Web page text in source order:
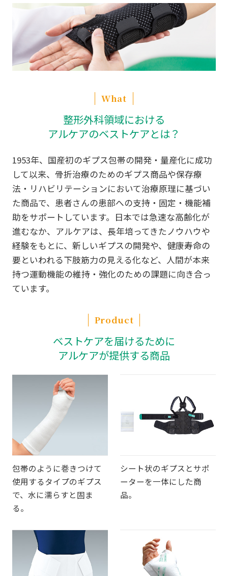
What
整形外科領域における
アルケアのベストケアとは？
1953年、国産初のギプス包帯の開発・量産化に成功
して以来、骨折治療のためのギプス商品や保存療
法・リハビリテーションにおいて治療原理に基づい
た商品で、患者さんの患部への支持・固定・機能補
助をサポートしています。日本では急速な高齢化が
進むなか、アルケアは、長年培ってきたノウハウや
経験をもとに、新しいギプスの開発や、健康寿命の
要といわれる下肢筋力の見える化など、人間が本来
持つ運動機能の維持・強化のための課題に向き合っ
ています。
Product
ベストケアを届けるために
アルケアが提供する商品
包帯のように巻きつけて
使用するタイプのギプス
で、水に濡らすと固ま
る。
シート状のギプスとサポ
ーターを一体にした商
品。